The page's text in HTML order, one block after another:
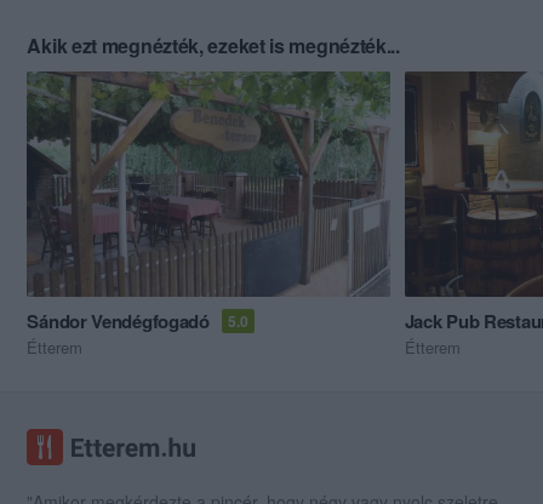
Akik ezt megnézték, ezeket is megnézték...
Sándor Vendégfogadó 5.0
Étterem
Jack Pub
Étterem